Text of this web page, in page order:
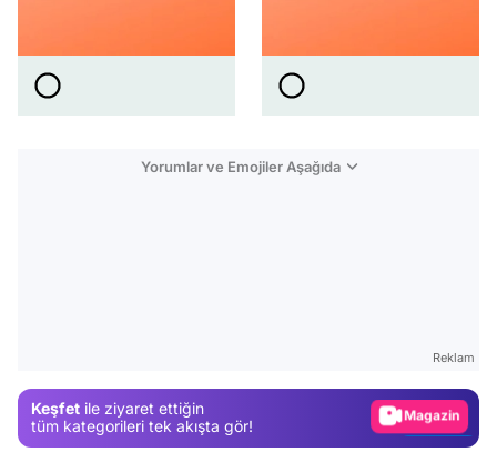
Yorumlar ve Emojiler Aşağıda
Reklam
Keşfet ile ziyaret ettiğin
tüm kategorileri tek akışta gör!
Video